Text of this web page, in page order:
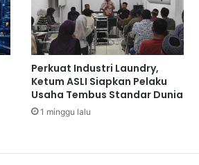
Perkuat Industri Laundry,
Ketum ASLI Siapkan Pelaku
Usaha Tembus Standar Dunia
1 minggu lalu